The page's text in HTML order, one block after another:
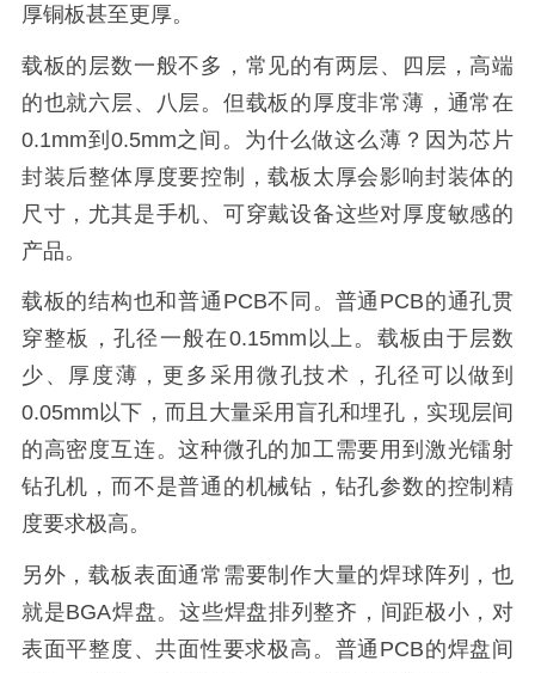
厚铜板甚至更厚。
载板的层数一般不多，常见的有两层、四层，高端
的也就六层、八层。但载板的厚度非常薄，通常在
0.1mm到0.5mm之间。为什么做这么薄？因为芯片
封装后整体厚度要控制，载板太厚会影响封装体的
尺寸，尤其是手机、可穿戴设备这些对厚度敏感的
产品。
载板的结构也和普通PCB不同。普通PCB的通孔贯
穿整板，孔径一般在0.15mm以上。载板由于层数
少、厚度薄，更多采用微孔技术，孔径可以做到
0.05mm以下，而且大量采用盲孔和埋孔，实现层间
的高密度互连。这种微孔的加工需要用到激光镭射
钻孔机，而不是普通的机械钻，钻孔参数的控制精
度要求极高。
另外，载板表面通常需要制作大量的焊球阵列，也
就是BGA焊盘。这些焊盘排列整齐，间距极小，对
表面平整度、共面性要求极高。普通PCB的焊盘间